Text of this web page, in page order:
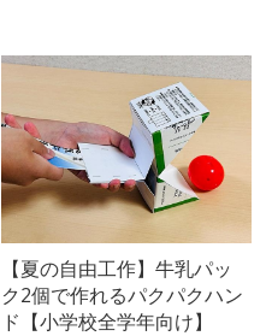
【夏の自由工作】牛乳パッ
ク2個で作れるパクパクハン
ド【小学校全学年向け】